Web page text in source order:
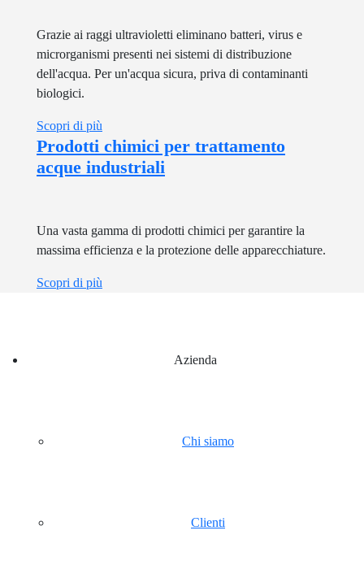
Grazie ai raggi ultravioletti eliminano batteri, virus e
microrganismi presenti nei sistemi di distribuzione
dell'acqua. Per un'acqua sicura, priva di contaminanti
biologici.
Scopri di più
Prodotti chimici per trattamento
acque industriali
Una vasta gamma di prodotti chimici per garantire la
massima efficienza e la protezione delle apparecchiature.
Scopri di più
Azienda
Chi siamo
Clienti